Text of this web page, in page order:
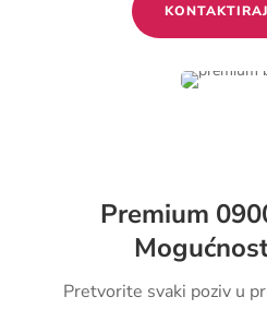
Premium
Pretvorite svaki poziv u